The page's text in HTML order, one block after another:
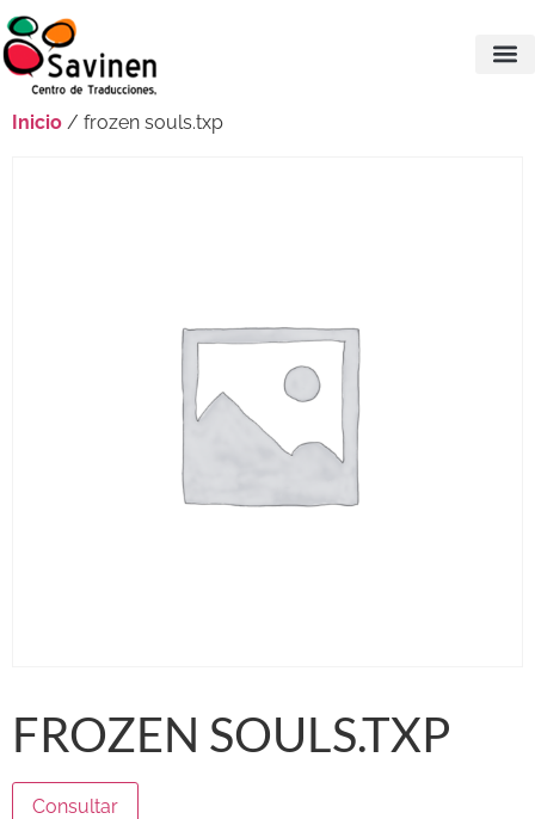
Inicio / frozen souls.txp
FROZEN SOULS.TXP
Consultar